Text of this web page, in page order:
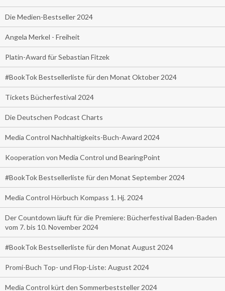
Die Medien-Bestseller 2024
Angela Merkel - Freiheit
Platin-Award für Sebastian Fitzek
#BookTok Bestsellerliste für den Monat Oktober 2024
Tickets Bücherfestival 2024
Die Deutschen Podcast Charts
Media Control Nachhaltigkeits-Buch-Award 2024
Kooperation von Media Control und BearingPoint
#BookTok Bestsellerliste für den Monat September 2024
Media Control Hörbuch Kompass 1. Hj. 2024
Der Countdown läuft für die Premiere: Bücherfestival Baden-Baden
vom 7. bis 10. November 2024
#BookTok Bestsellerliste für den Monat August 2024
Promi-Buch Top- und Flop-Liste: August 2024
Media Control kürt den Sommerbeststeller 2024